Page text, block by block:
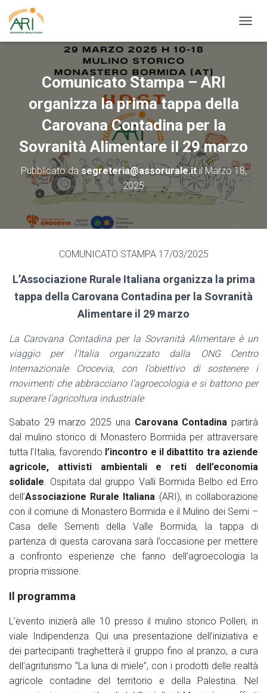
A
E
T
O
G
Comunicato Stampa – ARI
organizza la prima tappa della
Carovana Contadina per la
Sovranità Alimentare il 29 marzo
Pubblicato da segreteria@assorurale.itilMarzo 18,
2025
COMUNICATO STAMPA 17/03/2025
L’Associazione Rurale Italiana organizza la prima
tappa della Carovana Contadina per la Sovranità
Alimentare il 29 marzo
La Carovana Contadina per la Sovranità Alimentare è un
viaggio per l’Italia organizzato dalla ONG Centro
Internazionale Crocevia, con l’obiettivo di sostenere i
movimenti che abbracciano l’agroecologia e si battono per
superare l’agricoltura industriale
Sabato 29 marzo 2025 una Carovana Contadina partirà
dal mulino storico di Monastero Bormida per attraversare
tutta l’Italia, favorendo l’incontro e il dibattito tra aziende
agricole, attivisti ambientali e reti dell’economia
solidale. Ospitata dal gruppo Valli Bormida Belbo ed Erro
dell’Associazione Rurale Italiana (ARI), in collaborazione
con il comune di Monastero Bormida e il Mulino dei Semi –
Casa delle Sementi della Valle Bormida, la tappa di
partenza di questa carovana sarà l’occasione per mettere
a confronto esperienze che fanno dell’agroecologia la
propria missione.
Il programma
L’evento inizierà alle 10 presso il mulino storico Polleri, in
viale Indipendenza. Qui una presentazione dell’iniziativa e
dei partecipanti traghetterà il gruppo fino al pranzo, a cura
dell’agriturismo “La luna di miele”, con i prodotti delle realtà
agricole contadine del territorio e della Palestina. Nel